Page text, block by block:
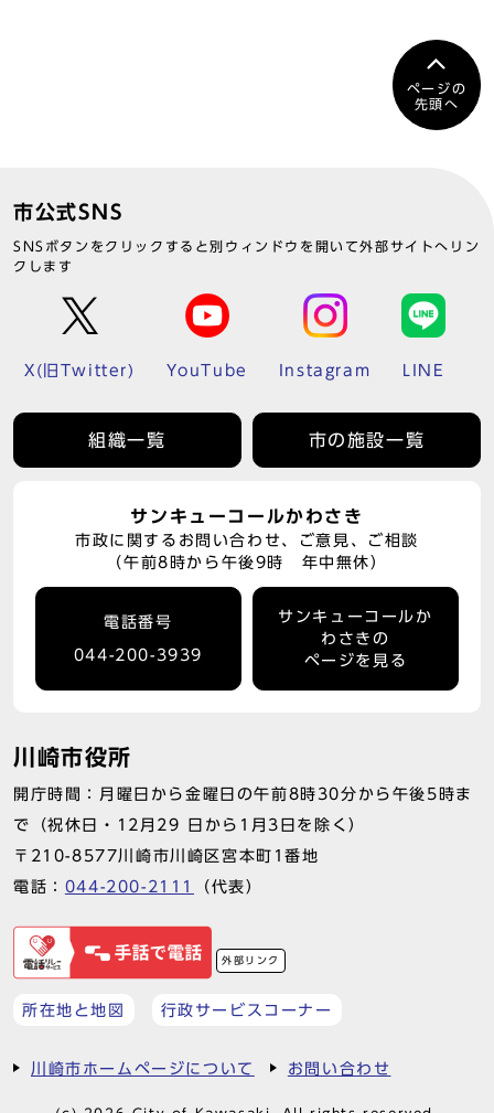
ページの
先頭へ
市公式SNS
SNSボタンをクリックすると別ウィンドウを開いて外部サイトへリン
クします
X(旧Twitter) YouTube Instagram LINE
組織一覧 市の施設一覧
サンキューコールかわさき
市政に関するお問い合わせ、ご意見、ご相談
（午前8時から午後9時 年中無休）
電話番号
044-200-3939
サンキューコールか
わさきの
ページを見る
川崎市役所
開庁時間：月曜日から金曜日の午前8時30分から午後5時ま
で（祝休日・12月29 日から1月3日を除く）
〒210-8577川崎市川崎区宮本町1番地
電話： 044-200-2111 （代表）
外部リンク
所在地と地図 行政サービスコーナー
川崎市ホームページについて お問い合わせ